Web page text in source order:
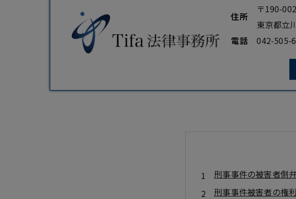
住所
〒190-
東京都立
電話
042-505-
刑事事件の被害者側
刑事事件被害者の権